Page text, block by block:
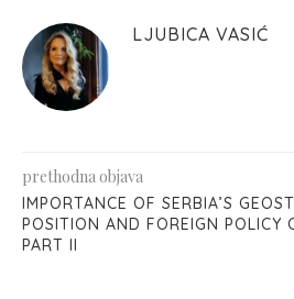
LJUBICA VASIĆ
prethodna objava
IMPORTANCE OF SERBIA’S
POSITION AND FOREIGN POLICY
PART II